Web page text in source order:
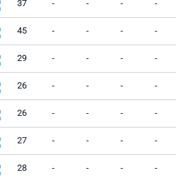
37 - - - -
45 - - - -
29 - - - -
26 - - - -
26 - - - -
27 - - - -
28 - - - -